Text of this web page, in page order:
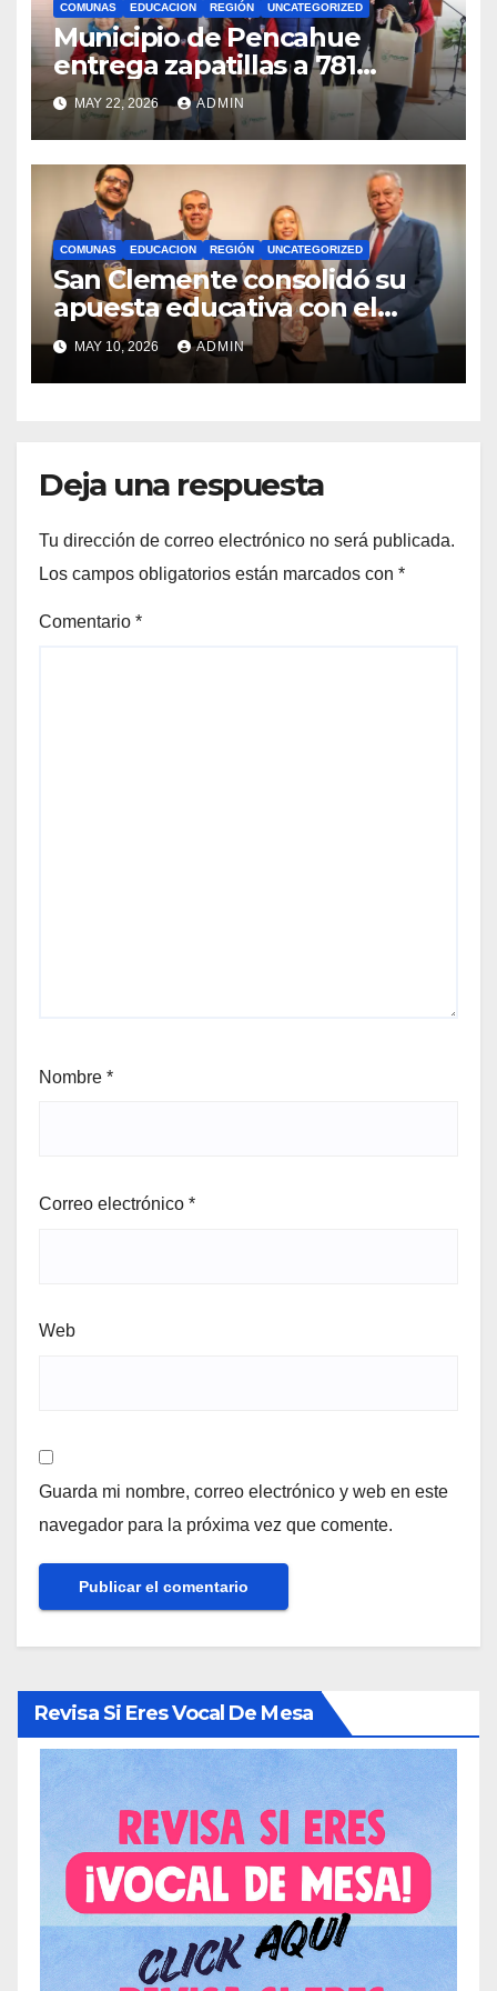
COMUNAS EDUCACION REGIÓN UNCATEGORIZED
Municipio de Pencahue
entrega zapatillas a 781
estudiantes con recursos del
Royalty Minero
MAY 22, 2026 ADMIN
COMUNAS EDUCACION REGIÓN UNCATEGORIZED
San Clemente consolidó su
apuesta educativa con el
lanzamiento del
Preuniversitario Brotes 2026
MAY 10, 2026 ADMIN
Deja una respuesta
Tu dirección de correo electrónico no será publicada.
Los campos obligatorios están marcados con *
Comentario *
Nombre *
Correo electrónico *
Web
Guarda mi nombre, correo electrónico y web en este
navegador para la próxima vez que comente.
Revisa Si Eres Vocal De Mesa